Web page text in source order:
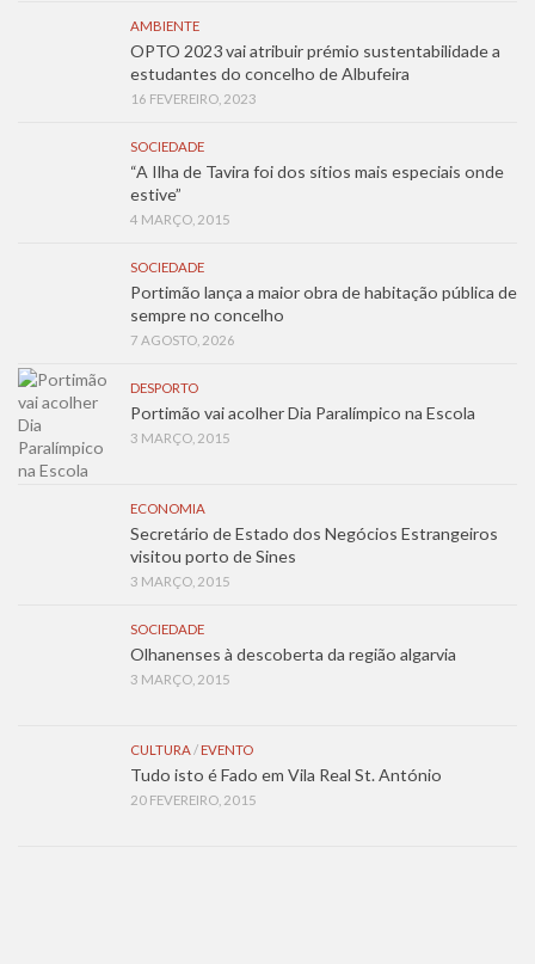
AMBIENTE
OPTO 2023 vai atribuir prémio sustentabilidade a
estudantes do concelho de Albufeira
16 FEVEREIRO, 2023
SOCIEDADE
“A Ilha de Tavira foi dos sítios mais especiais onde
estive”
4 MARÇO, 2015
SOCIEDADE
Portimão lança a maior obra de habitação pública de
sempre no concelho
7 AGOSTO, 2026
DESPORTO
Portimão vai acolher Dia Paralímpico na Escola
3 MARÇO, 2015
ECONOMIA
Secretário de Estado dos Negócios Estrangeiros
visitou porto de Sines
3 MARÇO, 2015
SOCIEDADE
Olhanenses à descoberta da região algarvia
3 MARÇO, 2015
CULTURA/ EVENTO
Tudo isto é Fado em Vila Real St. António
20 FEVEREIRO, 2015